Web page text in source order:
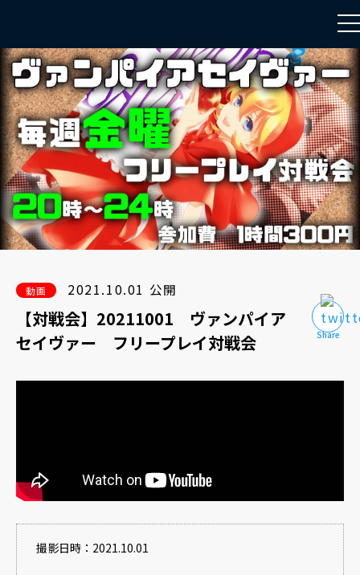
動画 2021.10.01 公開
【対戦会】20211001 ヴァンパイア
セイヴァー フリープレイ対戦会
撮影日時：2021.10.01